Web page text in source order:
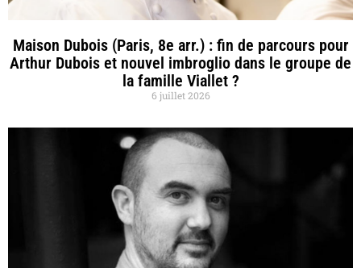
Maison Dubois (Paris, 8e arr.) : fin de parcours pour
Arthur Dubois et nouvel imbroglio dans le groupe de
la famille Viallet ?
6 juillet 2026